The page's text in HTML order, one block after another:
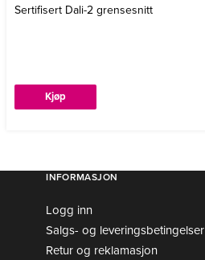
Sertifisert Dali-2 grensesnitt
Kjøp
INFORMASJON
Logg inn
Salgs- og leveringsbetingelser
Retur og reklamasjon